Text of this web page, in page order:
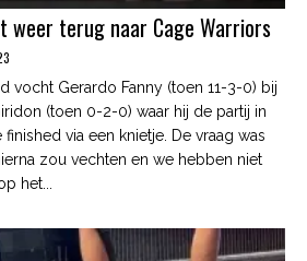
weer terug naar Cage Warriors
vocht Gerardo Fanny (toen 11-3-0) bij
(toen 0-2-0) waar hij de partij in
via een knietje. De vraag was
zou vechten en we hebben niet
het...